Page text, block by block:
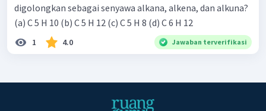
digolongkan sebagai senyawa alkana, alkena, dan alkuna?
(a) C 5 H 10 (b) C 5 H 12 (c) C 5 H 8 (d) C 6 H 12
1 4.0 Jawaban terverifikasi